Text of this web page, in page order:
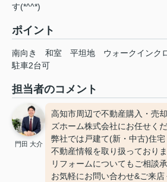
す(*^^*)
ポイント
南向き 和室 平坦地 ウォークインク
駐車2台可
担当者のコメント
門田 大介
高知市周辺で不動産購入・売
ズホーム株式会社にお任せく
弊社では戸建て(新・中古)住
不動産情報を取り扱っておりま
リフォームについてもご相談
お気軽にお問い合わせ&ご来